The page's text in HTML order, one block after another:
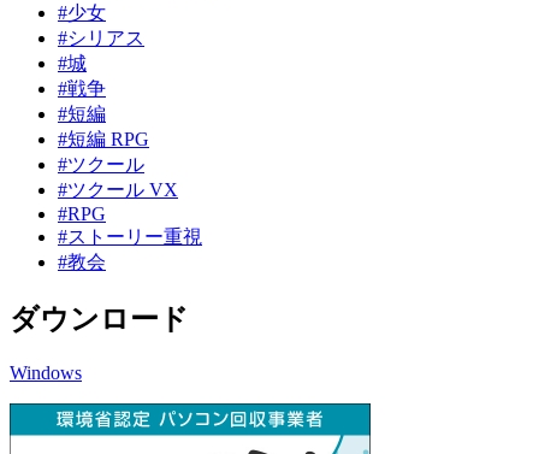
#少女
#シリアス
#城
#戦争
#短編
#短編 RPG
#ツクール
#ツクール VX
#RPG
#ストーリー重視
#教会
ダウンロード
Windows